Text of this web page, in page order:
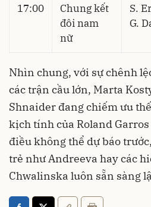
17:00
Chung kết
đôi nam
nữ
S.
G.
Nhìn chung, với sự chênh
các trận cầu lớn, Marta
Shnaider đang chiếm ưu
kịch tính của Roland
điều không thể dự báo
trẻ như Andreeva hay các
Chwalinska luôn sẵn sàng